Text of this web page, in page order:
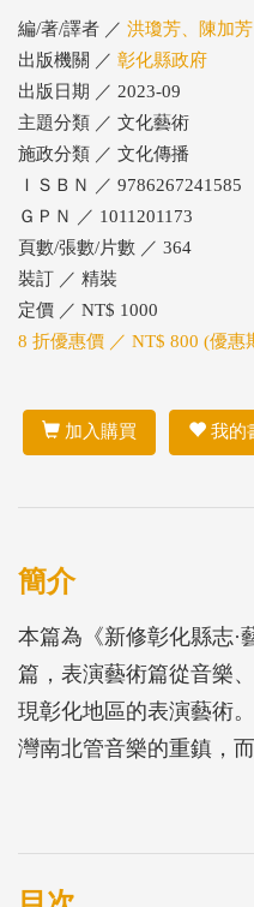
編/著/譯者 ／ 洪瓊芳、陳加芳
出版機關 ／ 彰化縣政府
出版日期 ／ 2023-09
主題分類 ／ 文化藝術
施政分類 ／ 文化傳播
ＩＳＢＮ ／ 9786267241585
ＧＰＮ ／ 1011201173
頁數/張數/片數 ／ 364
裝訂 ／ 精裝
定價 ／ NT$ 1000
8 折優惠價 ／ NT$ 800 (優惠
加入購買 我的
簡介
本篇為《新修彰化縣志·
篇，表演藝術篇從音樂
現彰化地區的表演藝術
灣南北管音樂的重鎮，
葉到光復期間最流行的
風味的音樂文化。第二
言搭配音樂、服裝、燈